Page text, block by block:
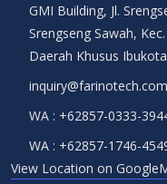
GMI Building, Jl.
Srengseng Sawah,
Daerah Khusus
inquiry@farinotech.com
WA : +62857-0333-
WA : +62857-1746-
View Location on